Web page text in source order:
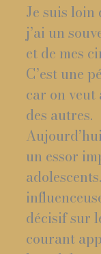
Je suis loin
j’ai un
et de mes
C’est une
car on
des autres.
un essor
décisif sur
courant